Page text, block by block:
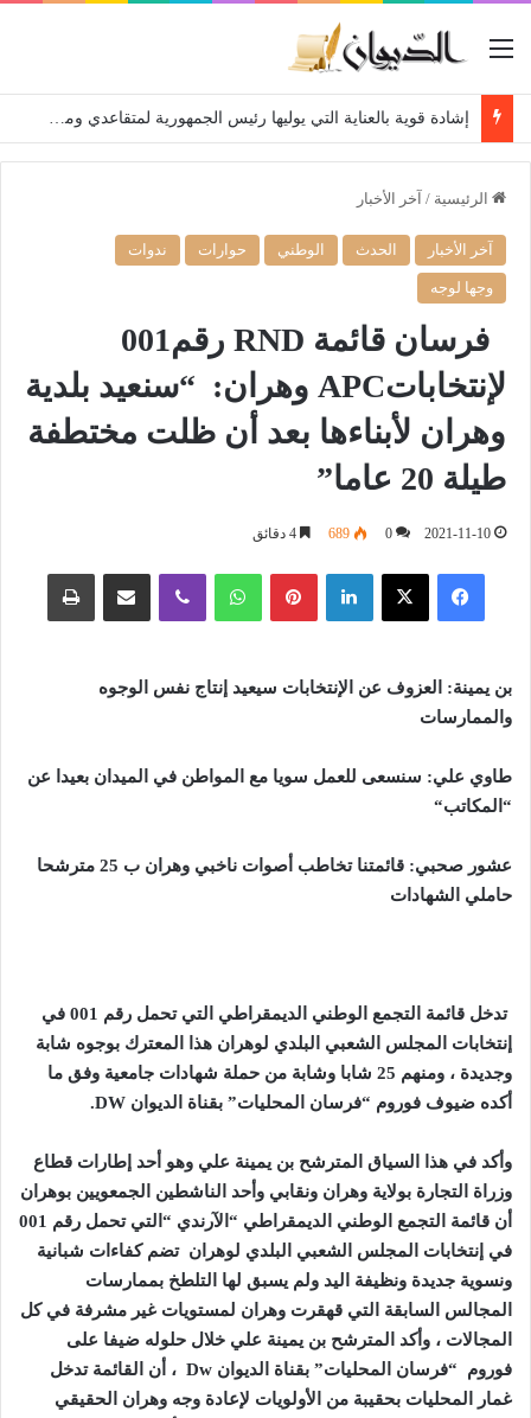
القائمة
إشادة قوية بالعناية التي يوليها رئيس الجمهورية لمتقاعدي ومعطوبي وكبار جرحى الجيش الوطني الشعبي
الرئيسية / آخر الأخبار
آخر الأخبار الحدث الوطني حوارات ندوات
وجها لوجه
لإنتخاباتAPC وهران: “سنعيد بلدية
وهران لأبناءها بعد أن ظلت مختطفة
طيلة 20 عاما”
2021-11-10
0
689
فيسبوك ‫X لينكدإن بينتيريست واتساب ڤايبر مشاركة عبر البريد
بن يمينة: العزوف عن الإنتخابات سيعيد إنتاج نفس الوجوه
والممارسات
طاوي علي: سنسعى للعمل سويا مع المواطن في الميدان بعيدا عن
“المكاتب“
عشور صحبي: قائمتنا تخاطب أصوات ناخبي وهران ب 25 مترشحا
حاملي الشهادات
تدخل قائمة التجمع الوطني الديمقراطي التي تحمل رقم 001 في
إنتخابات المجلس الشعبي البلدي لوهران هذا المعترك بوجوه شابة
وجديدة ، ومنهم 25 شابا وشابة من حملة شهادات جامعية وفق ما
أكده ضيوف فوروم “فرسان المحليات” بقناة الديوان DW.
وأكد في هذا السياق المترشح بن يمينة علي وهو أحد إطارات قطاع
وزراة التجارة بولاية وهران ونقابي وأحد الناشطين الجمعويين بوهران
أن قائمة التجمع الوطني الديمقراطي “الآرندي “التي تحمل رقم 001
في إنتخابات المجلس الشعبي البلدي لوهران تضم كفاءات شبانية
ونسوية جديدة ونظيفة اليد ولم يسبق لها التلطخ بممارسات
المجالس السابقة التي قهقرت وهران لمستويات غير مشرفة في كل
المجالات ، وأكد المترشح بن يمينة علي خلال حلوله ضيفا على
فوروم “فرسان المحليات” بقناة الديوان Dw ، أن القائمة تدخل
غمار المحليات بحقيبة من الأولويات لإعادة وجه وهران الحقيقي